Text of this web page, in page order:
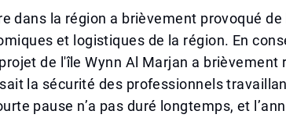
dans la région a brièvement provoqué
et logistiques de la région. En
de l'île Wynn Al Marjan a brièvement
la sécurité des professionnels
pause n’a pas duré longtemps, et